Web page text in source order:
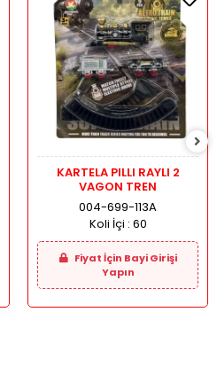
KARTELA PILLI RAYLI 2
VAGON TREN
004-699-113A
Koli İçi : 60
Fiyat İçin Bayi Girişi
Yapın